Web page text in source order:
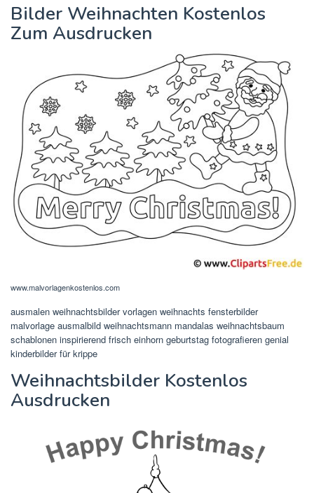
Bilder Weihnachten Kostenlos
Zum Ausdrucken
www.malvorlagenkostenlos.com
ausmalen weihnachtsbilder vorlagen weihnachts fensterbilder
malvorlage ausmalbild weihnachtsmann mandalas weihnachtsbaum
schablonen inspirierend frisch einhorn geburtstag fotografieren genial
kinderbilder für krippe
Weihnachtsbilder Kostenlos
Ausdrucken